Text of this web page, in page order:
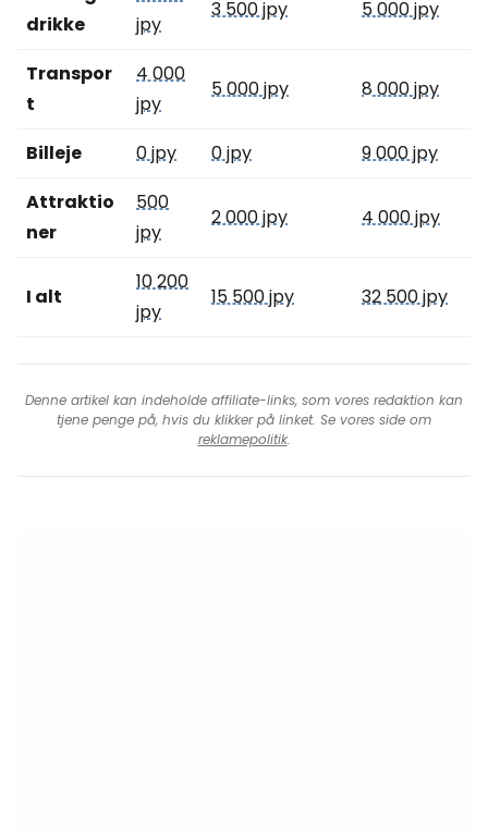
drikke
jpy
3 500 jpy 5 000 jpy
Transpor
t
4 000
jpy
5 000 jpy 8 000 jpy
Billeje 0 jpy 0 jpy
9 000 jpy
Attraktio
ner
500
jpy
2 000 jpy 4 000 jpy
I alt
10 200
jpy
15 500 jpy 32 500 jpy
Denne artikel kan indeholde affiliate-links, som vores redaktion kan
tjene penge på, hvis du klikker på linket. Se vores side om
reklamepolitik.